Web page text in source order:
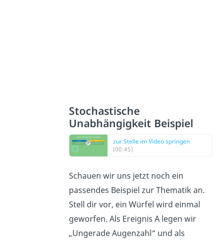
Stochastische
Unabhängigkeit Beispiel
zur Stelle im Video springen
(00:45)
Schauen wir uns jetzt noch ein
passendes Beispiel zur Thematik an.
Stell dir vor, ein Würfel wird einmal
geworfen. Als Ereignis A legen wir
„Ungerade Augenzahl“ und als